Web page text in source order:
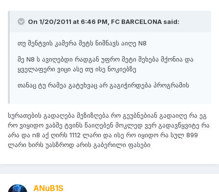
On 1/20/2011 at 6:46 PM, FC BARCELONA said:
თუ შენტვის კამერა მეტს ნიშნავს აიღე N8
მე N8 ს ავიღებდი რადგან უფრო მეტი შეხება მქონია და
ყველაფერი ვიცი ასე თუ ისე ნოკიებზე
თანაც ტუ რამეა გატეხვაც არ გაგიჭირდება პროგრამის
სურათების გადაღება მეზიზღება რო გეუბნებიან გადაიღე რა ეგ
რო ვიყიდო ვაბშე ტვინს წაიღებენ მოკლედ ვერ გადავწყვიტე რა
არა და n8 აქ ღირს 1112 ლარი და ისე რო იყიდო რა სულ 899
ლარი ხირს უასზროდ არის გაბერილი ფასები
ANuB1S